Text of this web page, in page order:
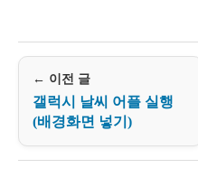
← 이전 글
갤럭시 날씨 어플 실행
(배경화면 넣기)